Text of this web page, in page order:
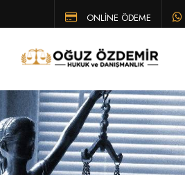
ONLİNE ÖDEME
ANA SAYFA
HAKKIMIZDA